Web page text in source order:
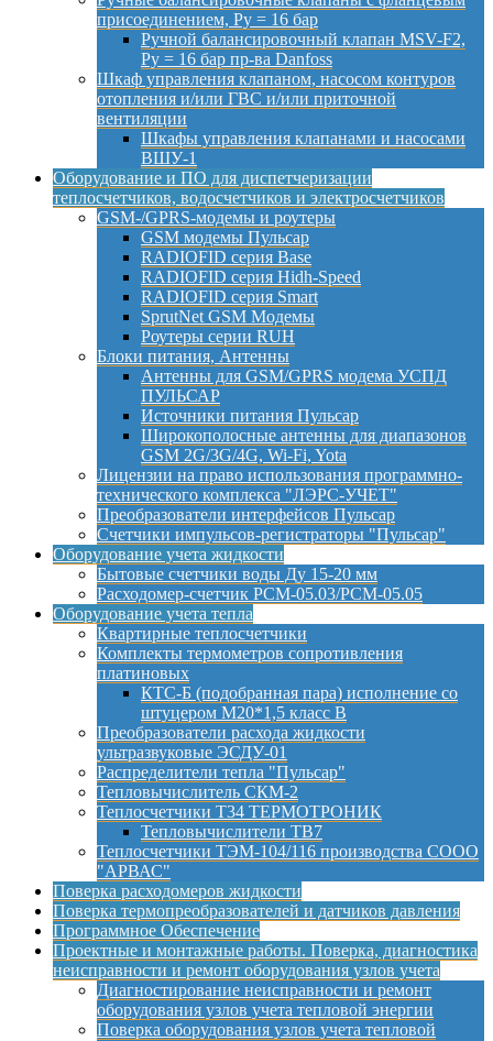
присоединением, Py = 16 бар
Ручной балансировочный клапан MSV-F2,
Py = 16 бар пр-ва Danfoss
Шкаф управления клапаном, насосом контуров
отопления и/или ГВС и/или приточной
вентиляции
Шкафы управления клапанами и насосами
ВШУ-1
Оборудование и ПО для диспетчеризации
теплосчетчиков, водосчетчиков и электросчетчиков
GSM-/GPRS-модемы и роутеры
GSM модемы Пульсар
RADIOFID серия Base
RADIOFID серия Hidh-Speed
RADIOFID серия Smart
SprutNet GSM Модемы
Роутеры серии RUH
Блоки питания, Антенны
Антенны для GSM/GPRS модема УСПД
ПУЛЬСАР
Источники питания Пульсар
Широкополосные антенны для диапазонов
GSM 2G/3G/4G, Wi-Fi, Yota
Лицензии на право использования программно-
технического комплекса "ЛЭРС-УЧЕТ"
Преобразователи интерфейсов Пульсар
Счетчики импульсов-регистраторы "Пульсар"
Оборудование учета жидкости
Бытовые счетчики воды Ду 15-20 мм
Расходомер-счетчик РСМ-05.03/РСМ-05.05
Оборудование учета тепла
Квартирные теплосчетчики
Комплекты термометров сопротивления
платиновых
КТС-Б (подобранная пара) исполнение со
штуцером М20*1,5 класс B
Преобразователи расхода жидкости
ультразвуковые ЭСДУ-01
Распределители тепла "Пульсар"
Тепловычислитель СКМ-2
Теплосчетчики Т34 ТЕРМОТРОНИК
Тепловычислители ТВ7
Теплосчетчики ТЭМ-104/116 производства СООО
"АРВАС"
Поверка расходомеров жидкости
Поверка термопреобразователей и датчиков давления
Программное Обеспечение
Проектные и монтажные работы. Поверка, диагностика
неисправности и ремонт оборудования узлов учета
Диагностирование неисправности и ремонт
оборудования узлов учета тепловой энергии
Поверка оборудования узлов учета тепловой